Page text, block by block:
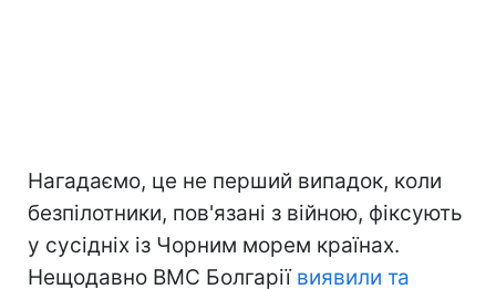
Нагадаємо, це не перший випадок, коли
безпілотники, пов'язані з війною, фіксують
у сусідніх із Чорним морем країнах.
Нещодавно ВМС Болгарії виявили та